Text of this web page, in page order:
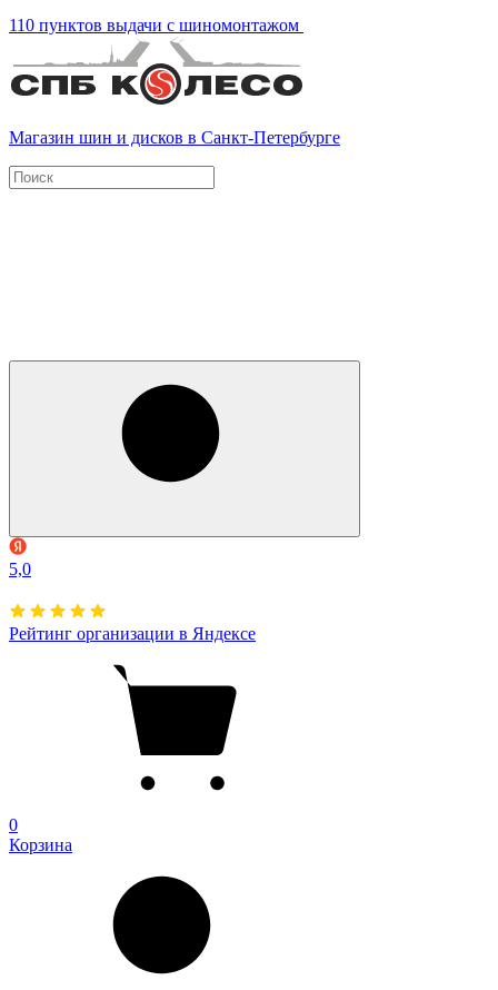
110 пунктов выдачи с шиномонтажом
Магазин шин и дисков в Санкт-Петербурге
5,0
Рейтинг организации в Яндексе
0
Корзина